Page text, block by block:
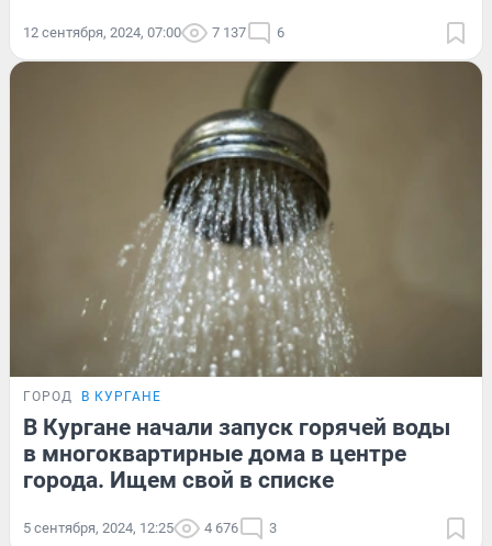
12 сентября, 2024, 07:00 7 137 6
ГОРОД В КУРГАНЕ
В Кургане начали запуск горячей воды
в многоквартирные дома в центре
города. Ищем свой в списке
5 сентября, 2024, 12:25 4 676 3